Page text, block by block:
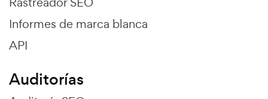
Informes de marca blanca
API
Auditorías